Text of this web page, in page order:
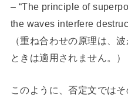
– “The principle of
the waves interfere
（重ね合わせの原理は、
ときは適用されません。）
このように、否定文では